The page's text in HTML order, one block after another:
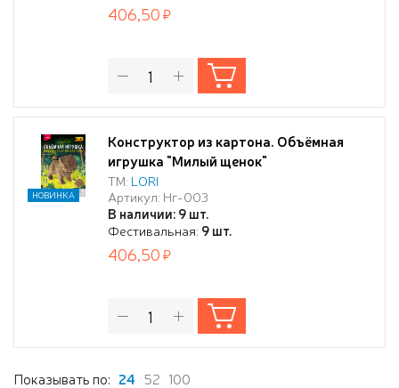
406,50
Конструктор из картона. Объёмная
игрушка "Милый щенок"
ТМ: LORI
Артикул: Нг-003
В наличии: 9 шт.
Фестивальная: 9 шт.
НОВИНКА
406,50
Показывать по: 24 52 100